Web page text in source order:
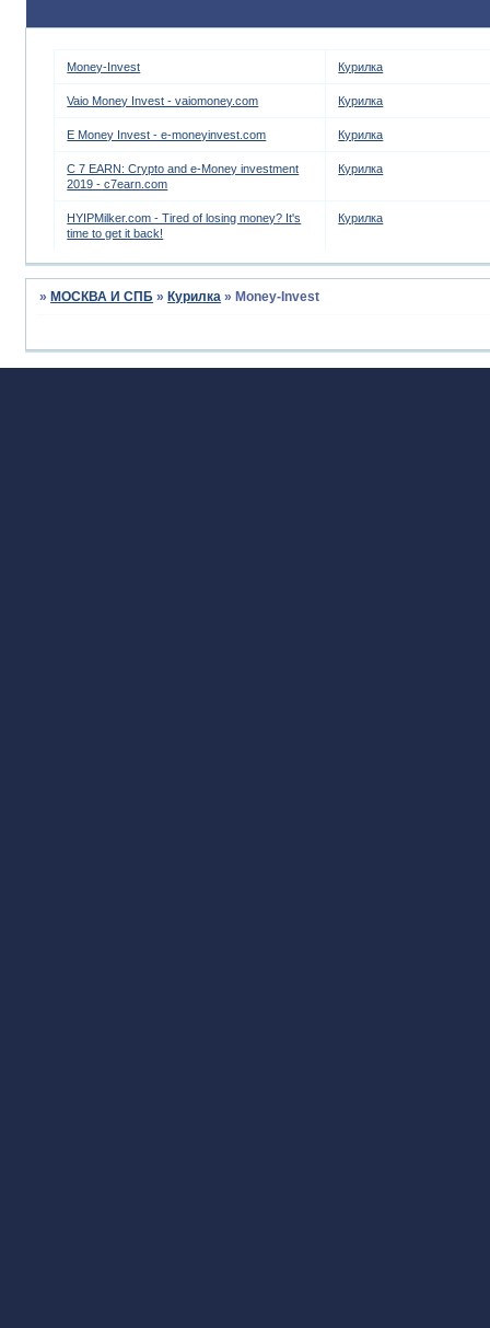
Money-Invest Курилка
Vaio Money Invest - vaiomoney.com Курилка
E Money Invest - e-moneyinvest.com Курилка
C 7 EARN: Crypto and e-Money investment
2019 - c7earn.com
Курилка
HYIPMilker.com - Tired of losing money? It's
time to get it back!
Курилка
» МОСКВА И СПБ » Курилка » Money-Invest